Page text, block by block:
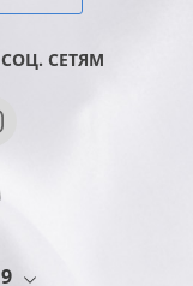
СЕТЯМ